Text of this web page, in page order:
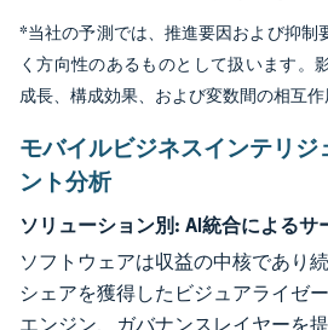
*当社の予測では、推進要因および抑制
く方向性のあるものとして扱います。
成長、構成効果、および変数間の相互作
モバイルビジネスインテリジ
ント分析
ソリューション別: AI統合によるサ
ソフトウェアは収益の中核であり
シェアを獲得したビジュアライゼ
エンジン、ガバナンスレイヤーを